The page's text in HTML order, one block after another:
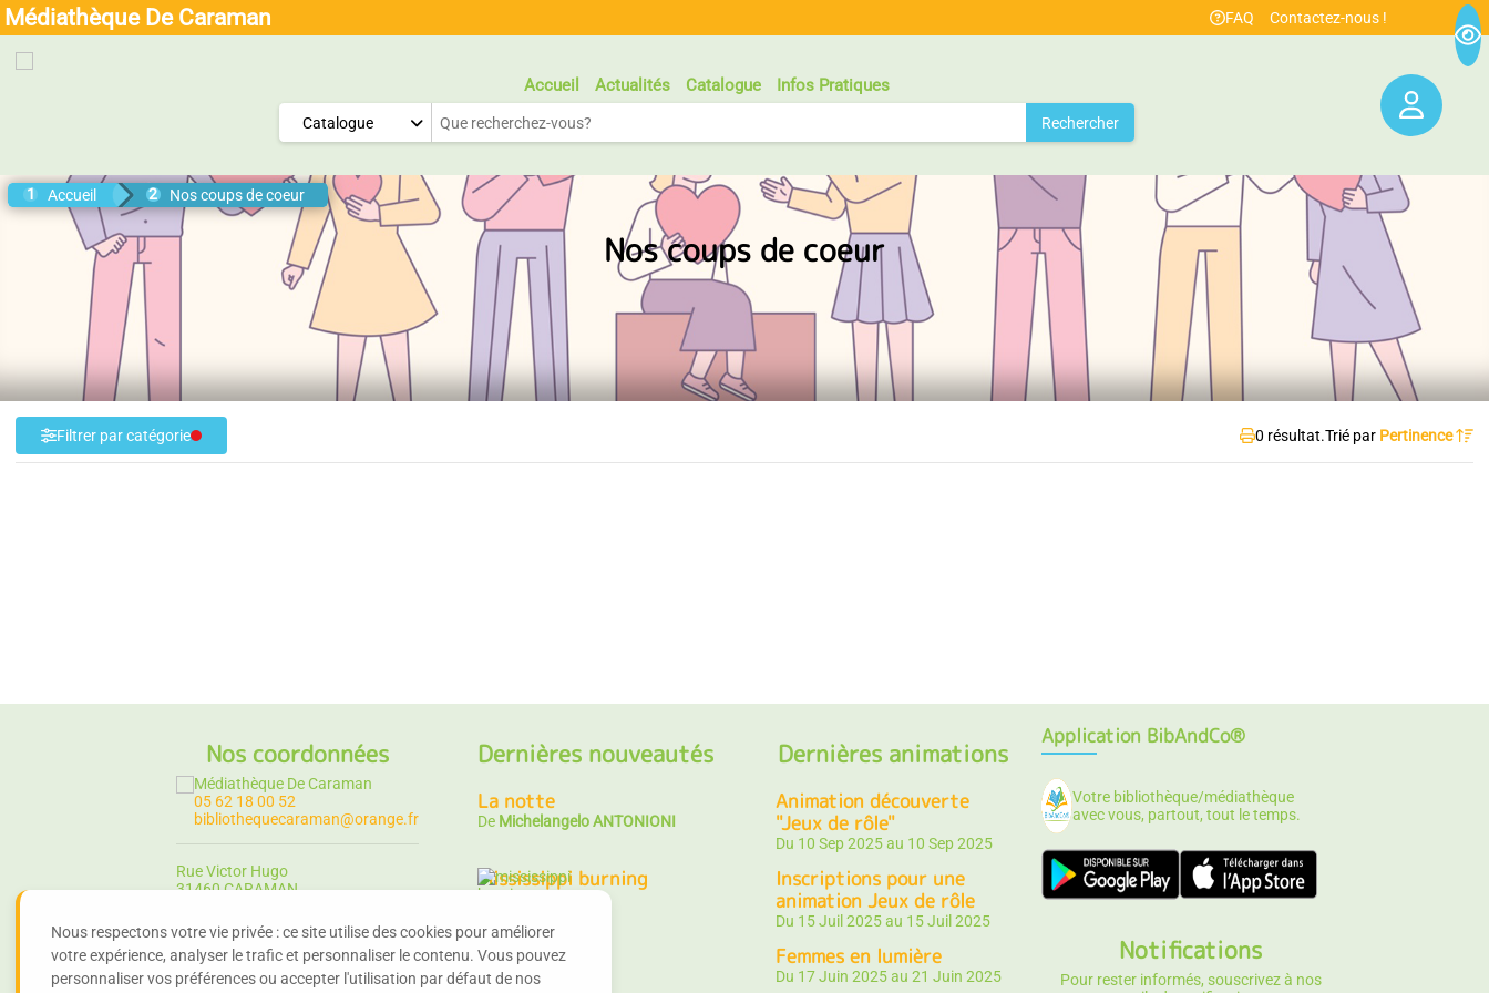
Confort +
Nous respectons votre vie privée : ce site utilise des cookies pour améliorer
votre expérience, analyser le trafic et personnaliser le contenu. Vous pouvez
personnaliser vos préférences ou accepter l'utilisation par défaut de nos
Médiathèque De Caraman FAQ Contactez-nous !
Général
Accueil Actualités Catalogue Infos Pratiques
Catalogue Rechercher
Accueil Nos coups de coeur
Nos coups de coeur
Filtrer par catégorie 0 résultat.Trié par Pertinence
Nos coordonnées
Médiathèque De Caraman
05 62 18 00 52
bibliothequecaraman@orange.fr
Rue Victor Hugo
31460 CARAMAN
Dernières nouveautés
La notte
De Michelangelo ANTONIONI
Mississippi burning
Little big man
DeArthur PENN
Dernières animations
Animation découverte
"Jeux de rôle"
Du 10 Sep 2025 au 10 Sep 2025
Inscriptions pour une
animation Jeux de rôle
Du 15 Juil 2025 au 15 Juil 2025
Femmes en lumière
Du 17 Juin 2025 au 21 Juin 2025
Application BibAndCo®
Votre bibliothèque/médiathèque
avec vous, partout, tout le temps.
Notifications
Pour rester informés, souscrivez à nos